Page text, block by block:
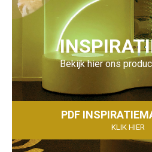
Bekijk hier ons
PDF
KLIK HIER